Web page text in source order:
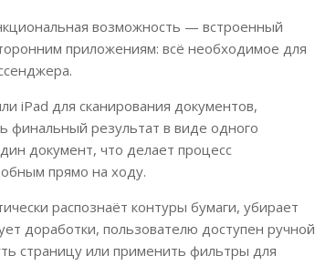
возможность — встроенный
приложениям: всё необходимое для
iPad для сканирования документов,
финальный результат в виде одного
документ, что делает процесс
прямо на ходу.
распознаёт контуры бумаги, убирает
доработки, пользователю доступен ручной
страницу или применить фильтры для